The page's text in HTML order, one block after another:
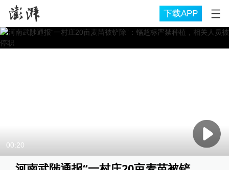
下载APP
00:20